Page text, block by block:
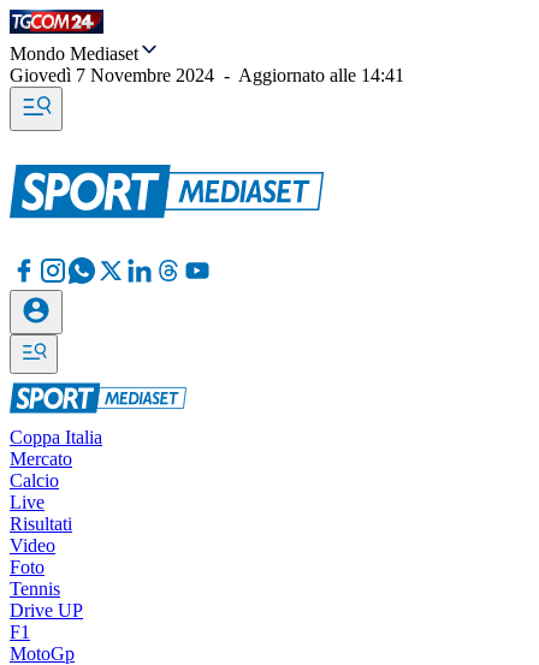
Mondo Mediaset
Giovedì 7 Novembre 2024 - Aggiornato alle 14:41
Coppa Italia
Mercato
Calcio
Live
Risultati
Video
Foto
Tennis
Drive UP
F1
MotoGp